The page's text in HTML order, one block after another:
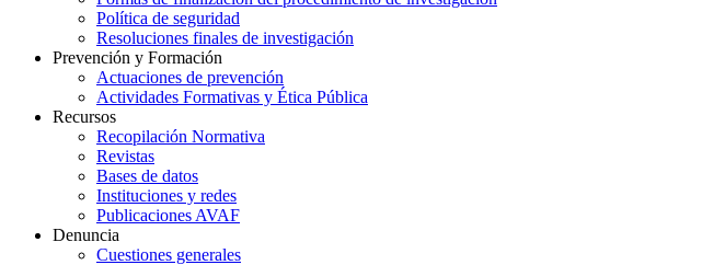
Política de seguridad
Resoluciones finales de investigación
Prevención y Formación
Actuaciones de prevención
Actividades Formativas y Ética Pública
Recursos
Recopilación Normativa
Revistas
Bases de datos
Instituciones y redes
Publicaciones AVAF
Denuncia
Cuestiones generales